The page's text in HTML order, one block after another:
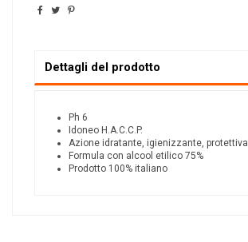
Dettagli del prodotto
Ph 6
Idoneo H.A.C.C.P.
Azione idratante, igienizzante, protettiva
Formula con alcool etilico 75%
Prodotto 100% italiano